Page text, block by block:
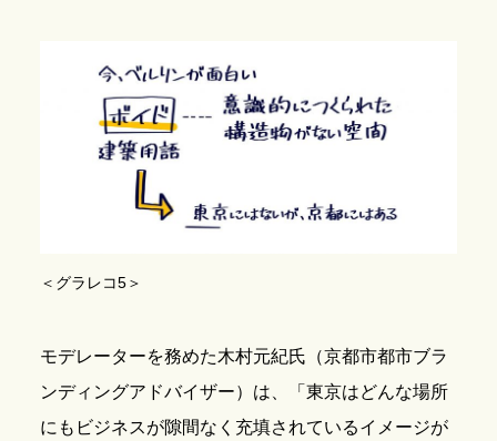
＜グラレコ5＞
モデレーターを務めた木村元紀氏（京都市都市ブラ
ンディングアドバイザー）は、「東京はどんな場所
にもビジネスが隙間なく充填されているイメージが